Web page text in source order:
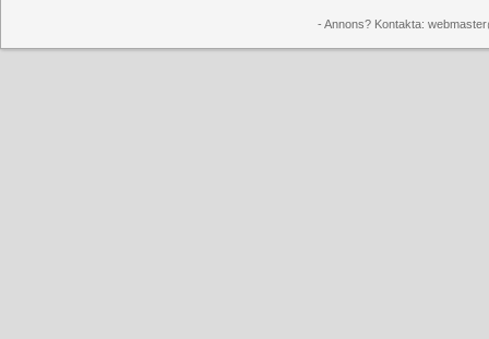
- Annons? Kontakta: